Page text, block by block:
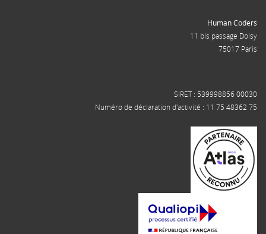
Human Coders
11 bis passage Doisy
75017 Paris
SIRET : 539998856 00030
Numéro de déclaration d'activité : 11 75 48362 75